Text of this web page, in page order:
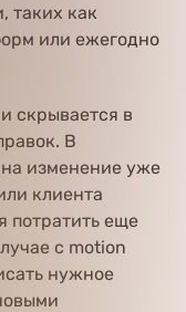
таких как
или ежегодно
скрывается в
В
изменение уже
клиента
потратить еще
с motion
нужное